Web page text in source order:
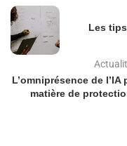
Les
L’omniprésence de
matière de